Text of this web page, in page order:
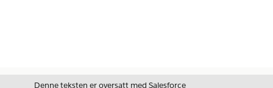
Denne teksten er oversatt med Salesforce